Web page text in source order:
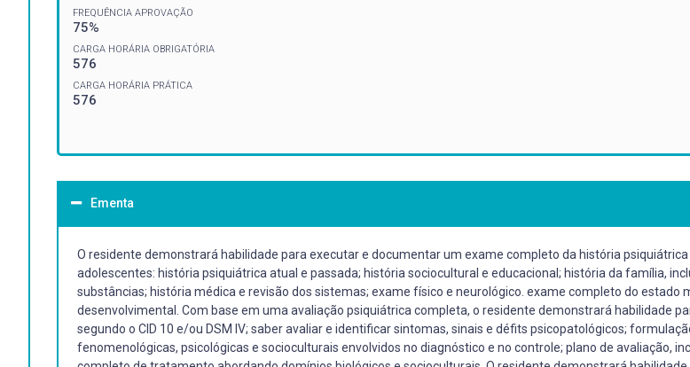
FREQUÊNCIA APROVAÇÃO
75%
CARGA HORÁRIA OBRIGATÓRIA
576
CARGA HORÁRIA PRÁTICA
576
Ementa
O residente demonstrará habilidade para executar e documentar um exame completo da história
adolescentes: história psiquiátrica atual e passada; história sociocultural e educacional; história da família,
substâncias; história médica e revisão dos sistemas; exame físico e neurológico. exame completo do
desenvolvimental. Com base em uma avaliação psiquiátrica completa, o residente demonstrará habilidade
segundo o CID 10 e/ou DSM IV; saber avaliar e identificar sintomas, sinais e défits psicopatológicos;
fenomenológicas, psicológicas e socioculturais envolvidos no diagnóstico e no controle; plano de avaliação,